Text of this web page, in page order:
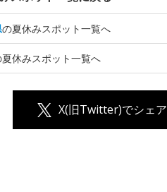
の夏休みスポット一覧へ
休みスポット一覧へ
X(旧Twitter)でシェア